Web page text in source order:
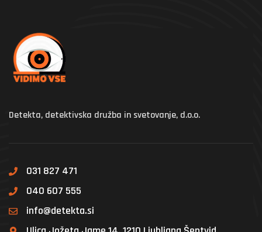
Detekta, detektivska družba in svetovanje, d.o.o.
031 827 471
040 607 555
info@detekta.si